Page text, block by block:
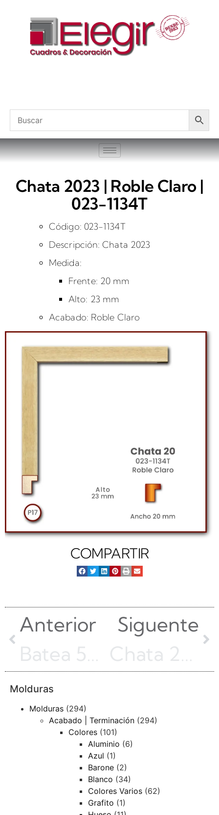
Chata 2023 | Roble Claro |
023-1134T
Código: 023-1134T
Descripción: Chata 2023
Medida:
Frente: 20 mm
Alto: 23 mm
Acabado: Roble Claro
COMPARTIR
Anterior
Batea 50 | Cedro | 101-W288
Siguente
Chata 2023 | Acero | 023-032
Molduras
Molduras (294)
Acabado | Terminación (294)
Colores (101)
Aluminio (6)
Azul (1)
Barone (2)
Blanco (34)
Colores Varios (62)
Grafito (1)